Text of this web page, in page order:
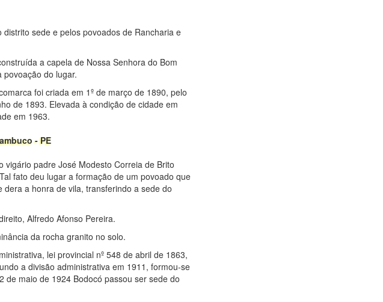
sede e pelos povoados de Rancharia e
a capela de Nossa Senhora do Bom
do lugar.
foi criada em 1º de março de 1890, pelo
de 1893. Elevada à condição de cidade em
em 1963.
- PE
padre José Modesto Correia de Brito
fato deu lugar a formação de um povoado que
a honra de vila, transferindo a sede do
Alfredo Afonso Pereira.
da rocha granito no solo.
lei provincial nº 548 de abril de 1863,
a divisão administrativa em 1911, formou-se
de maio de 1924 Bodocó passou ser sede do